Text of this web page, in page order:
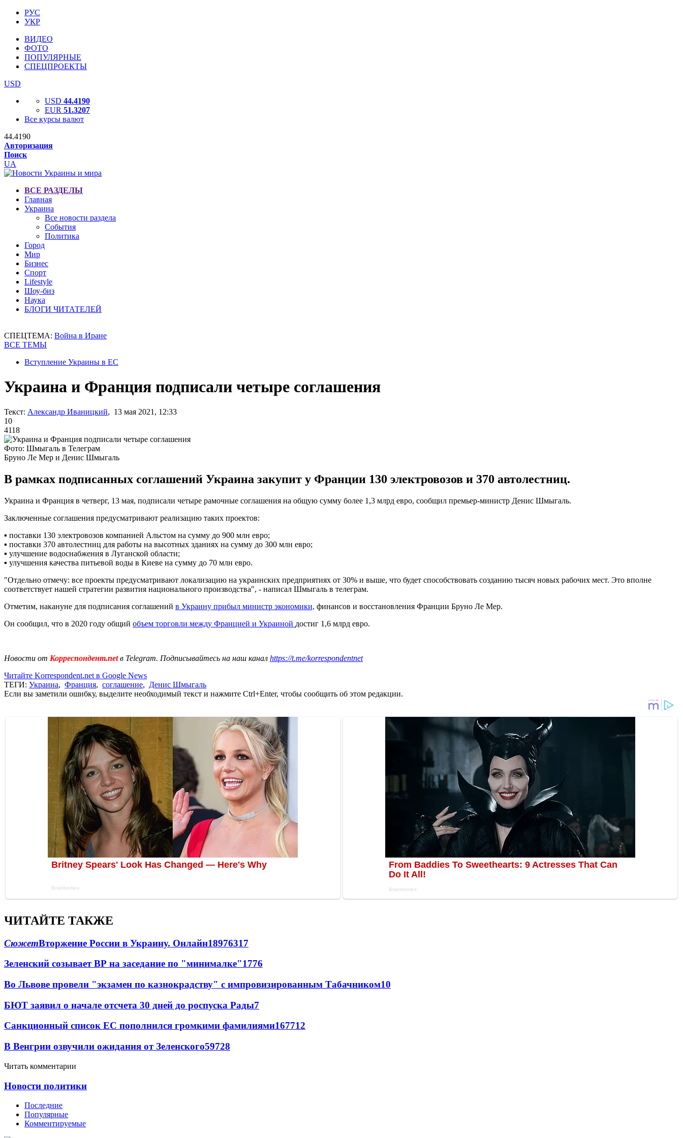
РУС
УКР
ВИДЕО
ФОТО
ПОПУЛЯРНЫЕ
СПЕЦПРОЕКТЫ
USD
USD 44.4190
EUR 51.3207
Все курсы валют
44.4190
Авторизация
Поиск
UA
ВСЕ РАЗДЕЛЫ
Главная
Украина
Все новости раздела
События
Политика
Город
Мир
Бизнес
Спорт
Lifestyle
Шоу-биз
Наука
БЛОГИ ЧИТАТЕЛЕЙ
СПЕЦТЕМА: Война в Иране
ВСЕ ТЕМЫ
Вступление Украины в ЕС
Украина и Франция подписали четыре соглашения
Текст: Александр Иваницкий, 13 мая 2021, 12:33
10
4118
Фото: Шмыгаль в Телеграм
Бруно Ле Мер и Денис Шмыгаль
В рамках подписанных соглашений Украина закупит у Франции 130 электровозов и 370 автолестниц.
Украина и Франция в четверг, 13 мая, подписали четыре рамочные соглашения на общую сумму более 1,3 млрд евро, сообщил премьер-министр Денис Шмыгаль.
Заключенные соглашения предусматривают реализацию таких проектов:
▪️ поставки 130 электровозов компанией Альстом на сумму до 900 млн евро;
▪️ поставки 370 автолестниц для работы на высотных зданиях на сумму до 300 млн евро;
▪️ улучшение водоснабжения в Луганской области;
▪️ улучшения качества питьевой воды в Киеве на сумму до 70 млн евро.
"Отдельно отмечу: все проекты предусматривают локализацию на украинских предприятиях от 30% и выше, что будет способствовать созданию тысяч новых рабочих мест. Это вполне
соответствует нашей стратегии развития национального производства", - написал Шмыгаль в телеграм.
Отметим, накануне для подписания соглашений в Украину прибыл министр экономики, финансов и восстановления Франции Бруно Ле Мер.
Он сообщил, что в 2020 году общий объем торговли между Францией и Украиной достиг 1,6 млрд евро.
Новости от Корреспондент.netв Telegram. Подписывайтесь на наш канал https://t.me/korrespondentnet
Читайте Korrespondent.net в Google News
ТЕГИ: Украина, Франция, соглашение, Денис Шмыгаль
Если вы заметили ошибку, выделите необходимый текст и нажмите Ctrl+Enter, чтобы сообщить об этом редакции.
ЧИТАЙТЕ ТАКЖЕ
СюжетВторжение России в Украину. Онлайн18976317
Зеленский созывает ВР на заседание по "минималке"1776
Во Львове провели "экзамен по казнокрадству" с импровизированным Табачником10
БЮТ заявил о начале отсчета 30 дней до роспуска Рады7
Санкционный список ЕС пополнился громкими фамилиями167712
В Венгрии озвучили ожидания от Зеленского59728
Читать комментарии
Новости политики
Последние
Популярные
Комментируемые